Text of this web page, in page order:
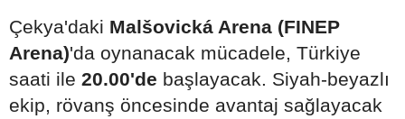
Çekya'daki Malšovická Arena (FINEP
Arena)'da oynanacak mücadele, Türkiye
saati ile 20.00'de başlayacak. Siyah-beyazlı
ekip, rövanş öncesinde avantaj sağlayacak